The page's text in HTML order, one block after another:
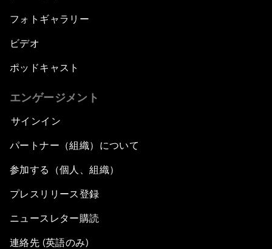
フォトギャラリー
ビデオ
ポッドキャスト
エンゲージメント
サインイン
パートナー（組織）について
参加する（個人、組織）
プレスリリース登録
ニュースレター購読
連絡先 (英語のみ)